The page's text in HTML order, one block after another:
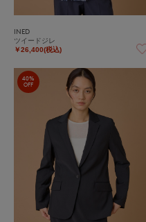
INED
ツイードジレ
￥26,400(税込)
40%
OFF